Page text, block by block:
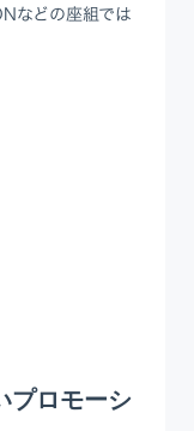
などの座組では
プロモーシ